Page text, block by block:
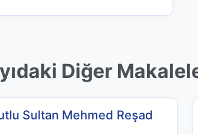
Diğer
Sultan Mehmed Reşad